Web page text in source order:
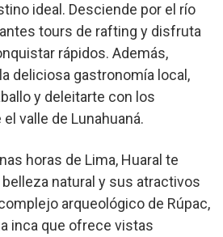
ideal. Desciende por el río
tours de rafting y disfruta
rápidos. Además,
deliciosa gastronomía local,
y deleitarte con los
valle de Lunahuaná.
horas de Lima, Huaral te
natural y sus atractivos
arqueológico de Rúpac,
inca que ofrece vistas